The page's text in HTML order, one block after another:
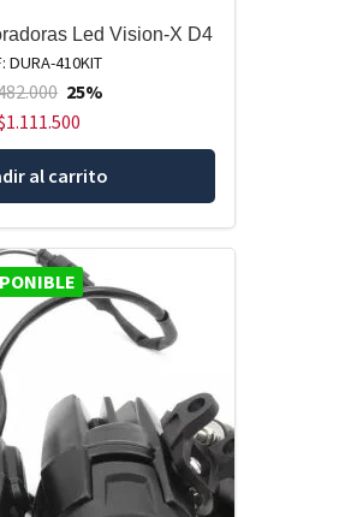
Led Vision-X D4
DURA-410KIT
25%
1.111.500
al carrito